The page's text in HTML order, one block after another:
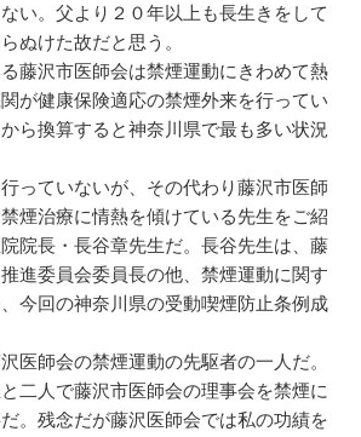
い。父より２０年以上も長生きをして
ぬけた故だと思う。
藤沢市医師会は禁煙運動にきわめて熱
が健康保険適応の禁煙外来を行ってい
ら換算すると神奈川県で最も多い状況
っていないが、その代わり藤沢市医師
煙治療に情熱を傾けている先生をご紹
院長・長谷章先生だ。長谷先生は、藤
進委員会委員長の他、禁煙運動に関す
今回の神奈川県の受動喫煙防止条例成
医師会の禁煙運動の先駆者の一人だ。
二人で藤沢市医師会の理事会を禁煙に
。残念だが藤沢医師会では私の功績を